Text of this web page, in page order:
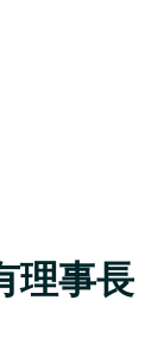
理事長